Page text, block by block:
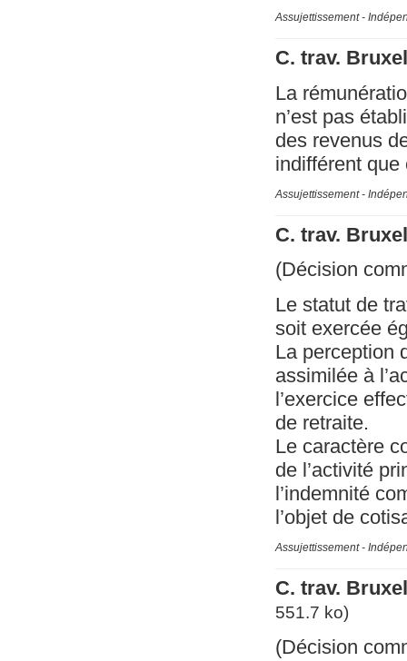
Assujettissement -
C. trav.
La
n’est pas
des revenus
indifférent que
Assujettissement -
C. trav.
(Décision
Le statut de
soit exercée
La perception
assimilée à
l’exercice
de retraite.
Le caractère
de l’activité
l’indemnité
l’objet de
Assujettissement -
C. trav.
551.7 ko)
(Décision